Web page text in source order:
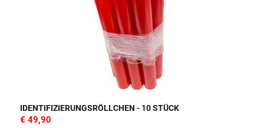
IDENTIFIZIERUNGSRÖLLCHEN - 10 STÜCK
€ 49,90